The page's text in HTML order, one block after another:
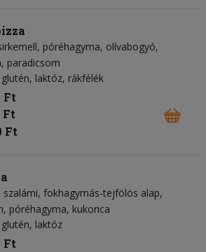
póréhagyma olívabogyó
paradicsom
laktóz, rákfélék
Ft
Ft
Ft
szalámi fokhagymás-tejfölös alap
póréhagyma kukorica
laktóz
Ft